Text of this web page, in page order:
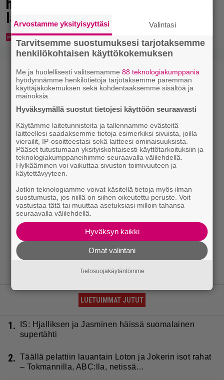
hempeilyä ja leveitä virnistyksiä
laiturilla
LUETUIMMAT JUTUT
1.
IS: Hjalliksen ja Jasminen häissä suomalainen
supertähti
2. Täällä pelattiin lauantain Loton ja Jokerin isot rahat
– Tokmannilla, ABC:lla, netissä…
Arvostamme yksityisyyttäsi Valintasi
Tarvitsemme suostumuksesi tarjotaksemme
henkilökohtaisen käyttökokemuksen
Me ja huolellisesti valitsemamme88 teknologiakumppania
hyödynnämme henkilötietoja tarjotaksemme paremman
käyttäjäkokemuksen sekä kohdentaaksemme sisältöä ja
mainoksia.
Hyväksymällä suostut tietojesi käyttöön seuraavasti
Käytämme laitetunnisteita ja tallennamme evästeitä
laitteellesi saadaksemme tietoja esimerkiksi sivuista, joilla
vierailit, IP-osoitteestasi sekä laitteesi ominaisuuksista.
Pääset tutustumaan yksityiskohtaisesti käyttötarkoituksiin ja
teknologiakumppaneihimme seuraavalla välilehdellä.
Hylkääminen voi vaikuttaa sivuston toimivuuteen ja
käytettävyyteen.
Jotkin teknologiamme voivat käsitellä tietoja myös ilman
suostumusta, jos niillä on siihen oikeutettu peruste. Voit
vastustaa tätä tai muuttaa asetuksiasi milloin tahansa
seuraavalla välilehdellä.
Hyväksyn kaikki
Omat valintani
Tietosuojakäytäntömme